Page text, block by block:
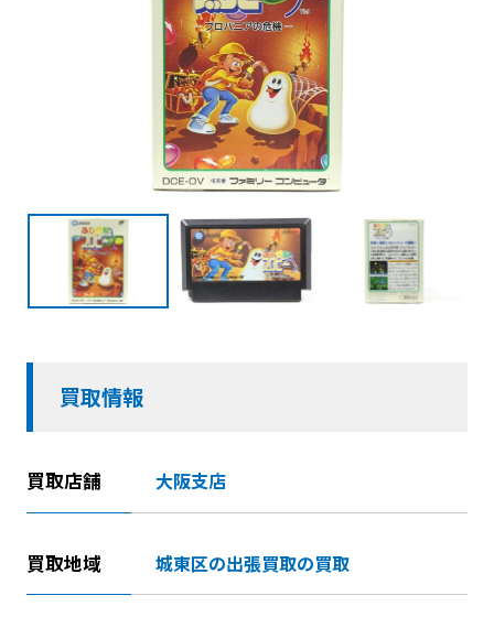
買取情報
買取店舗 大阪支店
買取地域 城東区の出張買取の買取